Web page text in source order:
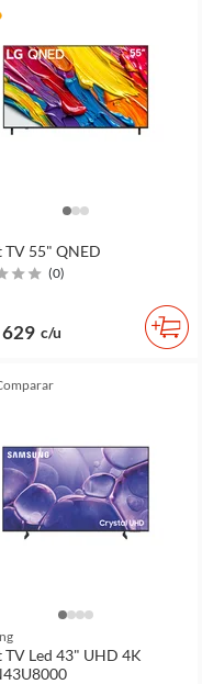
TV 55" QNED
(0)
629 c/u
comparar
TV Led 43" UHD 4K